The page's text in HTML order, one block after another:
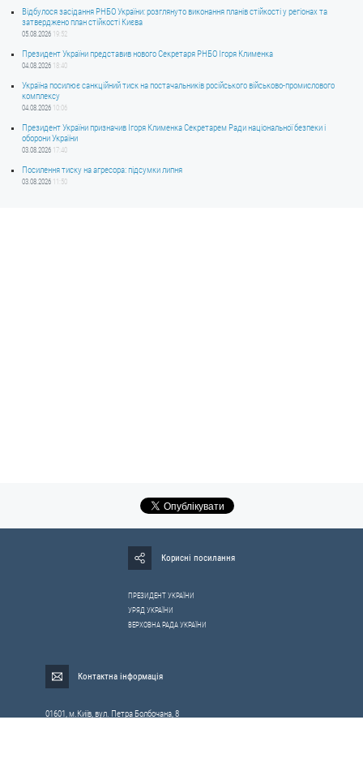
Відбулося засідання РНБО України: розглянуто виконання планів стійкості у регіонах та
затверджено план стійкості Києва
05.08.2026 19:52
Президент України представив нового Секретаря РНБО Ігоря Клименка
04.08.2026 18:40
Україна посилює санкційний тиск на постачальників російського військово-промислового
комплексу
04.08.2026 10:06
Президент України призначив Ігоря Клименка Секретарем Ради національної безпеки і
оборони України
03.08.2026 17:40
Посилення тиску на агресора: підсумки липня
03.08.2026 11:50
Корисні посилання
ПРЕЗИДЕНТ УКРАЇНИ
УРЯД УКРАЇНИ
ВЕРХОВНА РАДА УКРАЇНИ
Контактна інформація
01601, м.Київ, вул. Петра Болбочана, 8